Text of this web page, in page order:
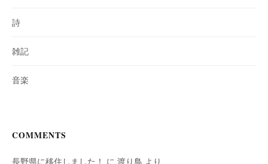
詩
雑記
音楽
COMMENTS
長野県に移住しました！ に 渡り鳥 より